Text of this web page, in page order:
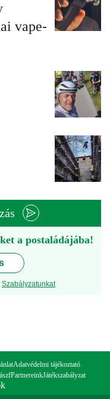
vape-
a postaládájába!
Szabályzatunkat
Adatvédelmi tájékoztató
PartnereinkJátékszabályzat